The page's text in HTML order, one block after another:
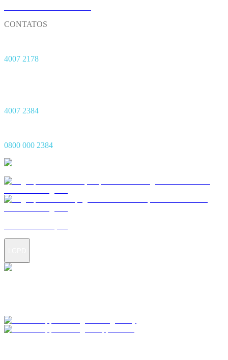
CONTATOS
4007 2178
4007 2384
0800 000 2384